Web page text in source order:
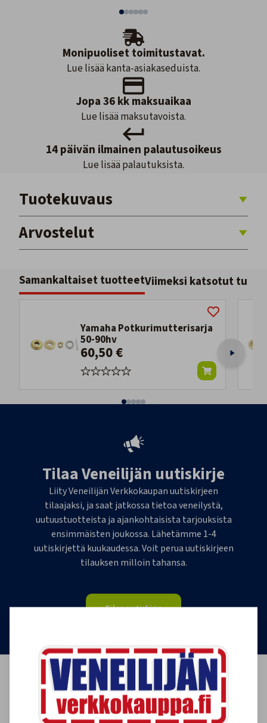
Monipuoliset toimitustavat.
Lue lisää kanta-asiakaseduista.
Jopa 36 kk maksuaikaa
Lue lisää maksutavoista.
14 päivän ilmainen palautusoikeus
Lue lisää palautuksista.
Tuotekuvaus
Arvostelut
Samankaltaiset tuotteetViimeksi katsotut
Yamaha Potkurimutterisarja
50-90hv
60,50 €
Tilaa Veneilijän uutiskirje
Liity Veneilijän Verkkokaupan uutiskirjeen
tilaajaksi, ja saat jatkossa tietoa veneilystä,
uutuustuotteista ja ajankohtaisista tarjouksista
ensimmäisten joukossa. Lähetämme 1-4
uutiskirjettä kuukaudessa. Voit perua uutiskirjeen
tilauksen milloin tahansa.
Tilaa uutiskirje